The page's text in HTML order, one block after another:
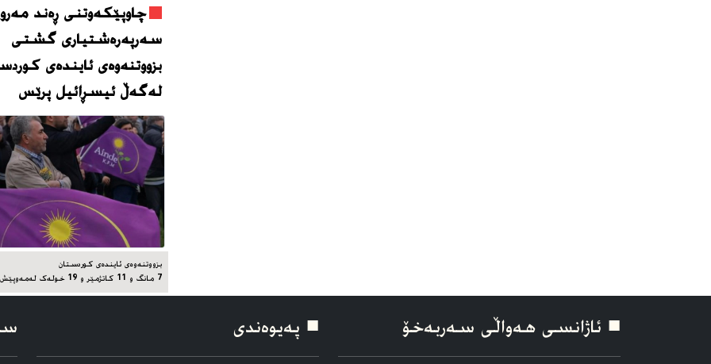
چاوپێکەوتنی ڕەند
سەرپەرەشتیاری گشتی
بزووتنەوەی ئایندەی
لەگەڵ ئیسڕائیل پرێس
بزووتنەوەی ئایندەی کوردستان
7 مانگ و 11 کاتژمێر و 19 خوله‌ک له‌مه‌وپێش‌
■ ئاژانسی هه‌واڵی سه‌ربه‌خۆ ■ په‌یوه‌ندی